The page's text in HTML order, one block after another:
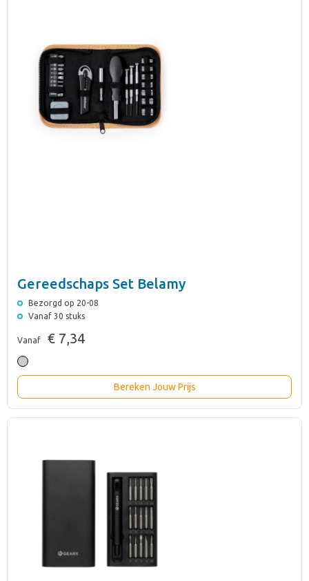
Gereedschaps Set Belamy
Bezorgd op 20-08
Vanaf 30 stuks
Vanaf € 7,34
Bereken Jouw Prijs